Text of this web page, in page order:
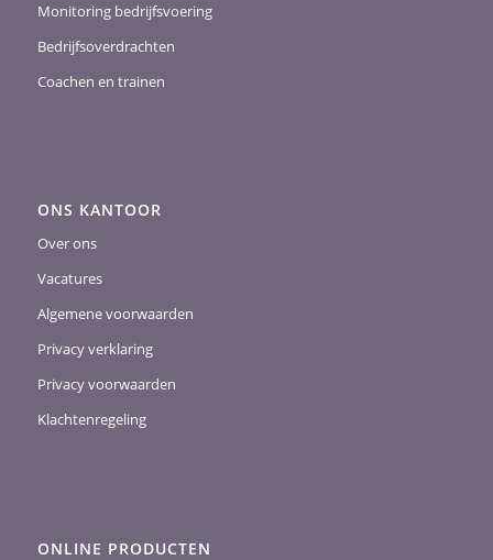
Monitoring bedrijfsvoering
Bedrijfsoverdrachten
Coachen en trainen
ONS KANTOOR
Over ons
Vacatures
Algemene voorwaarden
Privacy verklaring
Privacy voorwaarden
Klachtenregeling
ONLINE PRODUCTEN